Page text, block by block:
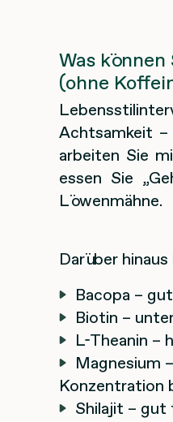
Was
(ohne
Achtsamkeit –
arbeiten Sie
essen Sie
Löwenmähne.
Darüber
Bacopa –
Biotin –
L-Theanin –
Magnesium
Konzentration
Shilajit – gut